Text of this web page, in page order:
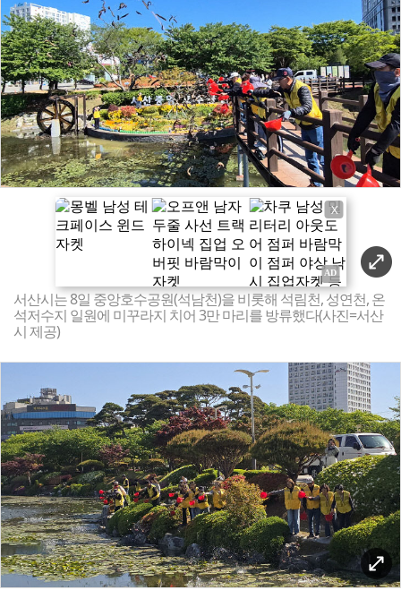
X
서산시는 8일 중앙호수공원(석남천)을 비롯해 석림천, 성연천, 온
석저수지 일원에 미꾸라지 치어 3만 마리를 방류했다(사진=서산
시 제공)